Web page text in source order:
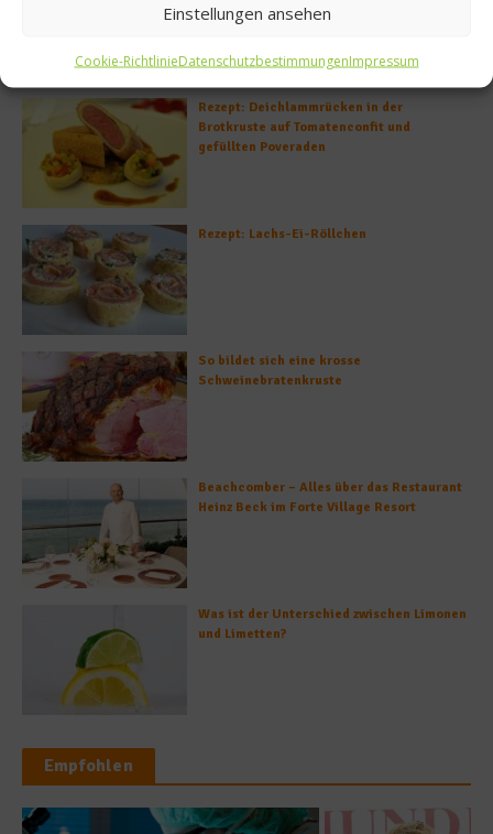
Einstellungen ansehen
Cookie-RichtlinieDatenschutzbestimmungenImpressum
Meistgelesen
Rezept: Deichlammrücken in der
Brotkruste auf Tomatenconfit und
gefüllten Poveraden
Rezept: Lachs-Ei-Röllchen
So bildet sich eine krosse
Schweinebratenkruste
Beachcomber – Alles über das Restaurant
Heinz Beck im Forte Village Resort
Was ist der Unterschied zwischen Limonen
und Limetten?
Empfohlen